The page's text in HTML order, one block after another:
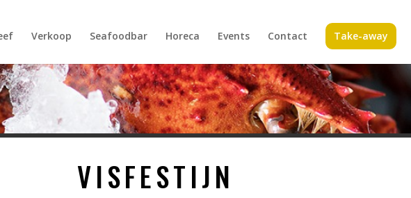
Verkoop Seafoodbar Horeca Events Contact Take-away
VISFESTIJN